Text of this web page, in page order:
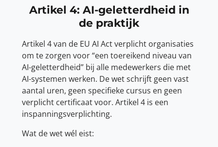
Artikel 4: AI-geletterdheid in
de praktijk
Artikel 4 van de EU AI Act verplicht organisaties
om te zorgen voor “een toereikend niveau van
AI-geletterdheid” bij alle medewerkers die met
AI-systemen werken. De wet schrijft geen vast
aantal uren, geen specifieke cursus en geen
verplicht certificaat voor. Artikel 4 is een
inspanningsverplichting.
Wat de wet wél eist: